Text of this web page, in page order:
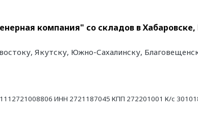
компания" со складов в
Якутску, Южно-Сахалинску,
ИНН 2721187045 КПП 272201001 К/с